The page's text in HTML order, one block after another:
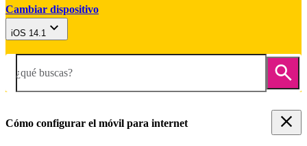
Cambiar dispositivo
iOS 14.1
¿qué buscas?
Cómo configurar el móvil para internet